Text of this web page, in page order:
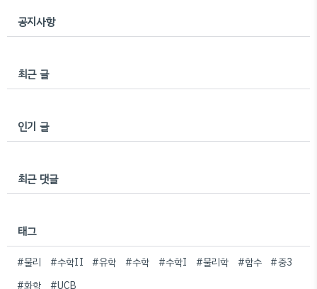
공지사항
최근 글
인기 글
최근 댓글
태그
#물리 #수학II #유학 #수학 #수학I #물리학 #함수 #중3
#화학
#UCB